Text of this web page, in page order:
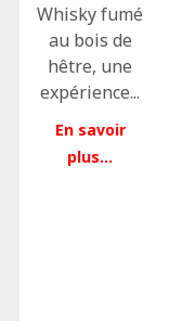
Whisky fumé
au bois de
hêtre, une
expérience...
En savoir
plus...